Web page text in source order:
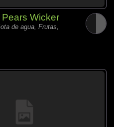
Pears Wicker
de agua, Frutas,